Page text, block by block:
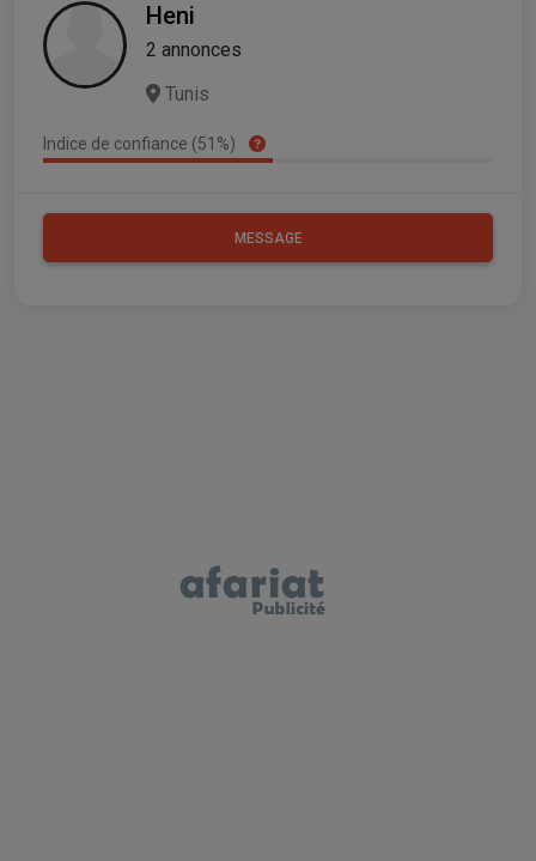
Heni
2 annonces
Tunis
Indice de confiance (51%)
MESSAGE